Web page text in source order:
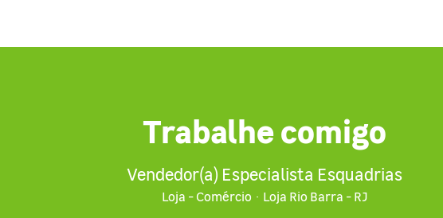
Trabalhe comigo
Vendedor(a) Especialista Esquadrias
Loja - Comércio · Loja Rio Barra - RJ